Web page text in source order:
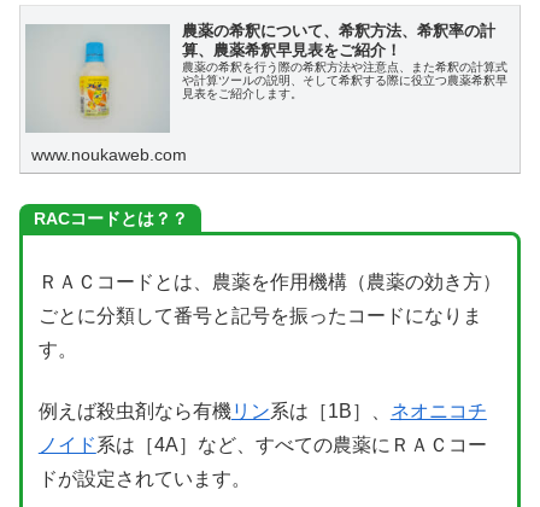
農薬の希釈について、希釈方法、希釈率の計
算、農薬希釈早見表をご紹介！
農薬の希釈を行う際の希釈方法や注意点、また希釈の計算式
や計算ツールの説明、そして希釈する際に役立つ農薬希釈早
見表をご紹介します。
www.noukaweb.com
RACコードとは？？
ＲＡＣコードとは、農薬を作用機構（農薬の効き方）
ごとに分類して番号と記号を振ったコードになりま
す。
例えば殺虫剤なら有機リン系は［1B］、 ネオニコチ
ノイド系は［4A］など、すべての農薬にＲＡＣコー
ドが設定されています。